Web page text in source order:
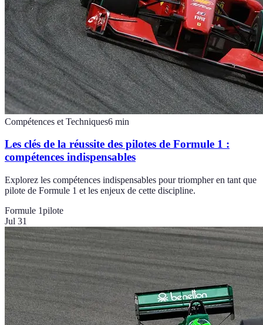
Compétences et Techniques6 min
Les clés de la réussite des pilotes de Formule 1 :
compétences indispensables
Explorez les compétences indispensables pour triompher en tant que
pilote de Formule 1 et les enjeux de cette discipline.
Formule 1pilote
Jul 31